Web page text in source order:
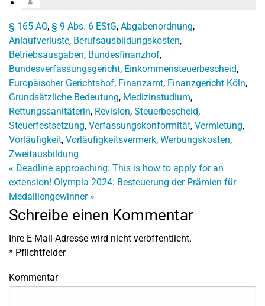
§ 165 AO, § 9 Abs. 6 EStG, Abgabenordnung,
Anlaufverluste, Berufsausbildungskosten,
Betriebsausgaben, Bundesfinanzhof,
Bundesverfassungsgericht, Einkommensteuerbescheid,
Europäischer Gerichtshof, Finanzamt, Finanzgericht Köln,
Grundsätzliche Bedeutung, Medizinstudium,
Rettungssanitäterin, Revision, Steuerbescheid,
Steuerfestsetzung, Verfassungskonformität, Vermietung,
Vorläufigkeit, Vorläufigkeitsvermerk, Werbungskosten,
Zweitausbildung
« Deadline approaching: This is how to apply for an
extension! Olympia 2024: Besteuerung der Prämien für
Medaillengewinner »
Schreibe einen Kommentar
Ihre E-Mail-Adresse wird nicht veröffentlicht.
* Pflichtfelder
Kommentar